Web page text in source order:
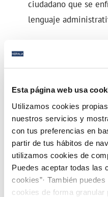
Esta página web usa
Utilizamos cookies
nuestros servicios y
con tus preferencias en
partir de tus hábitos de
utilizamos cookies de
Puedes aceptar todas las
cookies”· También
cookies de forma granular
ciudadano que se
lenguaje
Alianza con recorrido
del grupo Veolia, ya
consolidada de
dado resultados tangibles
Fruto de convenios
Costa del Sol cuentan ya
mediante pictogramas,